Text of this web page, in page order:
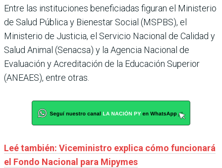
Entre las instituciones beneficiadas figuran el Ministerio
de Salud Pública y Bienestar Social (MSPBS), el
Ministerio de Justicia, el Servicio Nacional de Calidad y
Salud Animal (Senacsa) y la Agencia Nacional de
Evaluación y Acreditación de la Educación Superior
(ANEAES), entre otras.
Leé también: Viceministro explica cómo funcionará
el Fondo Nacional para Mipymes